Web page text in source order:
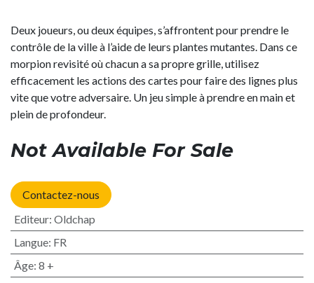
Deux joueurs, ou deux équipes, s’affrontent pour prendre le
contrôle de la ville à l’aide de leurs plantes mutantes. Dans ce
morpion revisité où chacun a sa propre grille, utilisez
efficacement les actions des cartes pour faire des lignes plus
vite que votre adversaire. Un jeu simple à prendre en main et
plein de profondeur.
Not Available For Sale
Contactez-nous
Editeur: Oldchap
Langue: FR
Âge: 8 +